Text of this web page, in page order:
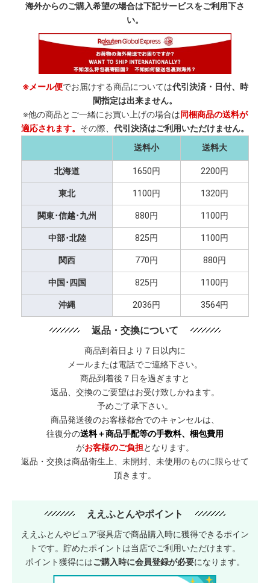
海外からのご購入希望の場合は下記サービスをご利用下さ
い。
※メール便でお届けする商品については代引決済・日付、時
間指定は出来ません。
※他の商品とご一緒にお買い上げの場合は同梱商品の送料が
適応されます。 その際、 代引決済はご利用いただけません。
送料小
送料大
北海道 1650円 2200円
東北 1100円 1320円
関東･信越･九州 880円 1100円
中部･北陸 825円 1100円
関西 770円 880円
中国･四国 825円 1100円
沖縄 2036円 3564円
返品・交換について
商品到着日より７日以内に
メールまたは電話でご連絡下さい。
商品到着後７日を過ぎますと
返品、交換のご要望はお受け致しかねます。
予めご了承下さい。
商品発送後のお客様都合でのキャンセルは、
往復分の送料＋商品手配等の手数料、梱包費用
がお客様のご負担となります。
返品・交換は商品衛生上、未開封、未使用のものに限らせて
頂きます。
ええふとんやポイント
ええふとんやピュア寝具店で商品購入時に獲得できるポイン
トです。貯めたポイントは当店でご利用いただけます。
ポイント獲得にはご購入時に会員登録が必要になります。